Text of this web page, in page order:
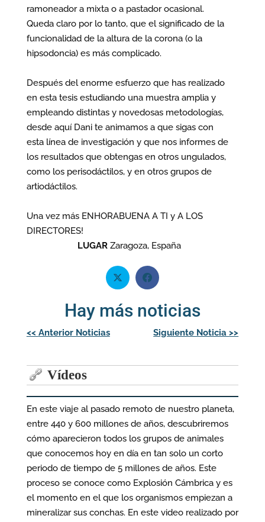
ramoneador a mixta o a pastador ocasional.
Queda claro por lo tanto, que el significado de la
funcionalidad de la altura de la corona (o la
hipsodoncia) es más complicado.
Después del enorme esfuerzo que has realizado
en esta tesis estudiando una muestra amplia y
empleando distintas y novedosas metodologías,
desde aquí Dani te animamos a que sigas con
esta línea de investigación y que nos informes de
los resultados que obtengas en otros ungulados,
como los perisodáctilos, y en otros grupos de
artiodáctilos.
Una vez más ENHORABUENA A TI y A LOS
DIRECTORES!
LUGAR Zaragoza, España
Hay más noticias
Navegación
de
<< Anterior Noticias Siguiente Noticia >>
Vídeos
En este viaje al pasado remoto de nuestro planeta,
entre 440 y 600 millones de años, descubriremos
cómo aparecieron todos los grupos de animales
que conocemos hoy en día en tan solo un corto
periodo de tiempo de 5 millones de años. Este
proceso se conoce como Explosión Cámbrica y es
el momento en el que los organismos empiezan a
mineralizar sus conchas. En este video realizado por